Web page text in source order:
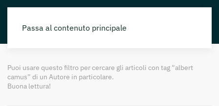
Passa al contenuto principale
Puoi usare questo filtro per cercare gli articoli con tag “albert
camus” di un Autore in particolare.
Buona lettura!